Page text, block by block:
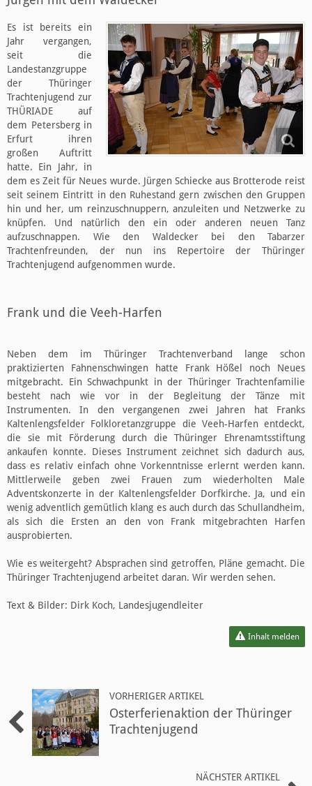
Es ist bereits ein
Jahr vergangen,
seit die
Landestanzgruppe
der Thüringer
Trachtenjugend zur
THÜRIADE auf
dem Petersberg in
Erfurt ihren
großen Auftritt
hatte. Ein Jahr, in
dem es Zeit für Neues wurde. Jürgen Schiecke aus Brotterode reist
seit seinem Eintritt in den Ruhestand gern zwischen den Gruppen
hin und her, um reinzuschnuppern, anzuleiten und Netzwerke zu
knüpfen. Und natürlich den ein oder anderen neuen Tanz
aufzuschnappen. Wie den Waldecker bei den Tabarzer
Trachtenfreunden, der nun ins Repertoire der Thüringer
Trachtenjugend aufgenommen wurde.
Frank und die Veeh-Harfen
Neben dem im Thüringer Trachtenverband lange schon
praktizierten Fahnenschwingen hatte Frank Hößel noch Neues
mitgebracht. Ein Schwachpunkt in der Thüringer Trachtenfamilie
besteht nach wie vor in der Begleitung der Tänze mit
Instrumenten. In den vergangenen zwei Jahren hat Franks
Kaltenlengsfelder Folkloretanzgruppe die Veeh-Harfen entdeckt,
die sie mit Förderung durch die Thüringer Ehrenamtsstiftung
ankaufen konnte. Dieses Instrument zeichnet sich dadurch aus,
dass es relativ einfach ohne Vorkenntnisse erlernt werden kann.
Mittlerweile geben zwei Frauen zum wiederholten Male
Adventskonzerte in der Kaltenlengsfelder Dorfkirche. Ja, und ein
wenig adventlich gemütlich klang es auch durch das Schullandheim,
als sich die Ersten an den von Frank mitgebrachten Harfen
ausprobierten.
Wie es weitergeht? Absprachen sind getroffen, Pläne gemacht. Die
Thüringer Trachtenjugend arbeitet daran. Wir werden sehen.
Text & Bilder: Dirk Koch, Landesjugendleiter
Inhalt melden
VORHERIGER ARTIKEL
Osterferienaktion der Thüringer
Trachtenjugend
NÄCHSTER ARTIKEL